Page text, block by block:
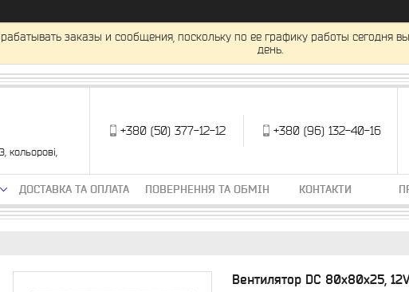
заказы и сообщения, поскольку по ее графику работы сегодня
день.
кольорові,
+380 (50) 377-12-12 +380 (96) 132-40-16
ДОСТАВКА ТА ОПЛАТА ПОВЕРНЕННЯ ТА ОБМІН КОНТАКТИ
Вентилятор DC 80x80x25,